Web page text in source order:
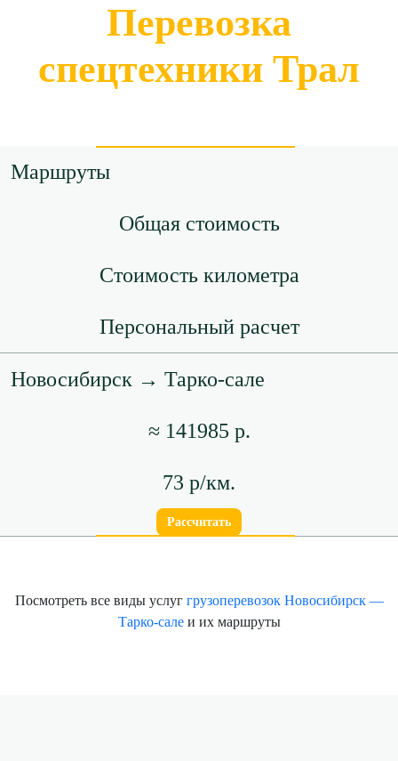
Перевозка
спецтехники Трал
Маршруты
Общая стоимость
Стоимость километра
Персональный расчет
Новосибирск → Тарко-сале
≈ 141985 р.
73 р/км.
Рассчитать
Посмотреть все виды услуг грузоперевозок Новосибирск —
Тарко-салеи их маршруты